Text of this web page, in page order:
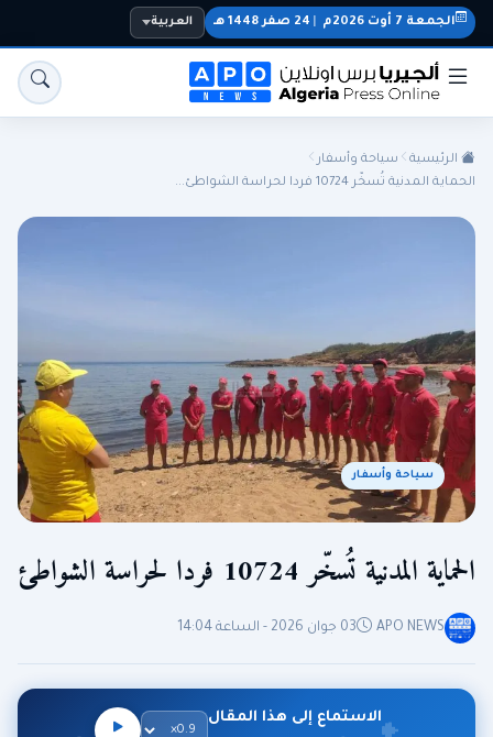
الجزائر الجالية المنتخب الوطني سياسة
اقتصاد رياضة
الجمعة 7 أوت 2026م 24 صفر 1448 هـ العربية
الرئيسية
سياحة وأسفار
الحماية المدنية تُسخّر 10724 فردا لحراسة الشواطئ...
سياحة وأسفار
الحماية المدنية تُسخّر 10724 فردا لحراسة الشواطئ
APO NEWS 03 جوان 2026 - الساعة 14:04
الاستماع إلى هذا المقال